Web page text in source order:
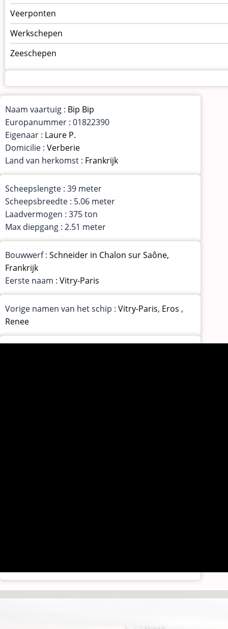
Veerponten
Werkschepen
Zeeschepen
Naam vaartuig : Bip Bip
Europanummer : 01822390
Eigenaar : Laure P.
Domicilie : Verberie
Land van herkomst : Frankrijk
Scheepslengte : 39 meter
Scheepsbreedte : 5.06 meter
Laadvermogen : 375 ton
Max diepgang : 2.51 meter
Bouwwerf : Schneider in Chalon sur Saône,
Frankrijk
Eerste naam : Vitry-Paris
Vorige namen van het schip : Vitry-Paris, Eros ,
Renee